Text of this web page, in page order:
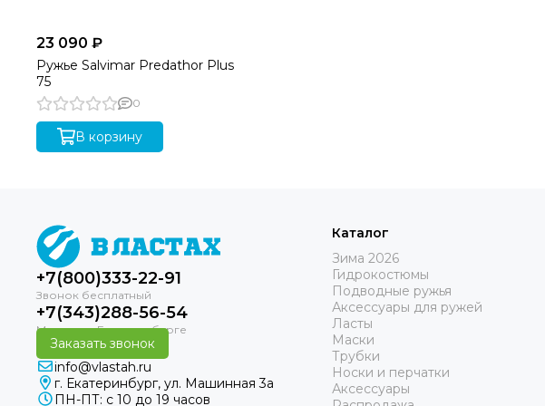
23 090 ₽
Ружье Salvimar Predathor Plus
75
0
В корзину
+7(800)333-22-91
+7(343)288-56-54
Заказать звонок
info@vlastah.ru
г. Екатеринбург, ул. Машинная 3а
ПН-ПТ: с 10 до 19 часов
Каталог
Зима 2026
Гидрокостюмы
Подводные ружья
Аксессуары для ружей
Ласты
Маски
Трубки
Носки и перчатки
Аксессуары